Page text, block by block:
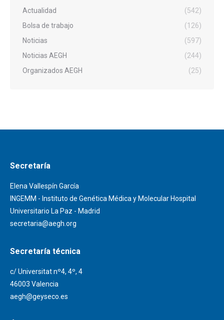
Actualidad
(542)
Bolsa de trabajo
(126)
Noticias
(597)
Noticias AEGH
(244)
Organizados AEGH
(25)
Secretaría
Elena Vallespín García
INGEMM - Instituto de Genética Médica y Molecular Hospital
Universitario La Paz - Madrid
secretaria@aegh.org
Secretaría técnica
c/ Universitat nº4, 4º, 4
46003 Valencia
aegh@geyseco.es